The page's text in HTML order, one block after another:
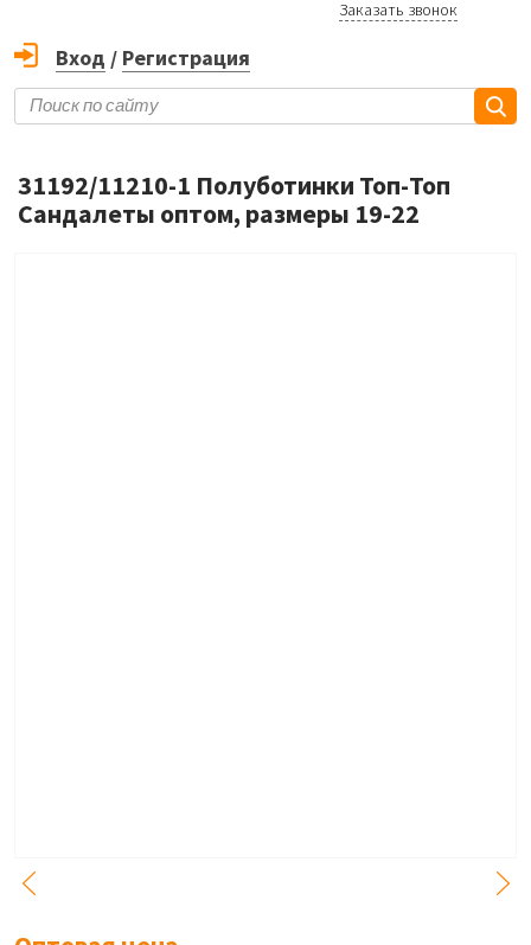
Заказать звонок
Вход / Регистрация
31192/11210-1 Полуботинки Топ-Топ
Сандалеты оптом, размеры 19-22